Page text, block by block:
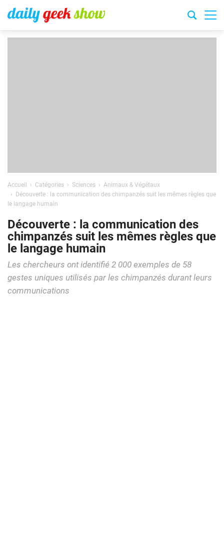
Accueil Catégories Sciences
Animaux & Végétaux
Découverte : la communication des chimpanzés suit les mêmes règles que
le langage humain
Découverte : la communication des
chimpanzés suit les mêmes règles que
le langage humain
Les chercheurs ont identifié 2 000 exemples de 58
gestes uniques utilisés par les chimpanzés durant leurs
communications